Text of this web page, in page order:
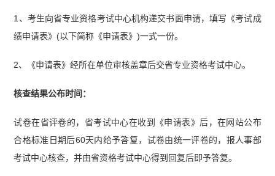
1、考生向省专业资格考试中心机构递交书面申请，填写《考试成
绩申请表》(以下简称《申请表》)一式一份。
2、《申请表》经所在单位审核盖章后交省专业资格考试中心。
核查结果公布时间：
试卷在省评卷的，省考试中心在收到《申请表》后，在网站公布
合格标准日期后60天内给予答复，试卷由统一评卷的，报人事部
考试中心核查，并由省资格考试中心得到回复后即予答复。